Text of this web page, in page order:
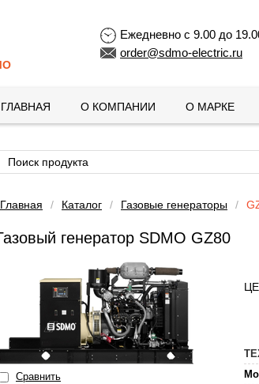
Ежедневно с 9.00 до
order@sdmo-electric.ru
ГЛАВНАЯ О КОМПАНИИ О МАРКЕ
Главная / Каталог / Газовые генераторы /
генератор SDMO GZ80
Сравнить